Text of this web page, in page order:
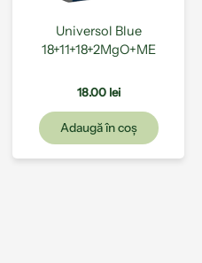
Universol Blue
18+11+18+2MgO+ME
18.00 lei
Adaugă în coș